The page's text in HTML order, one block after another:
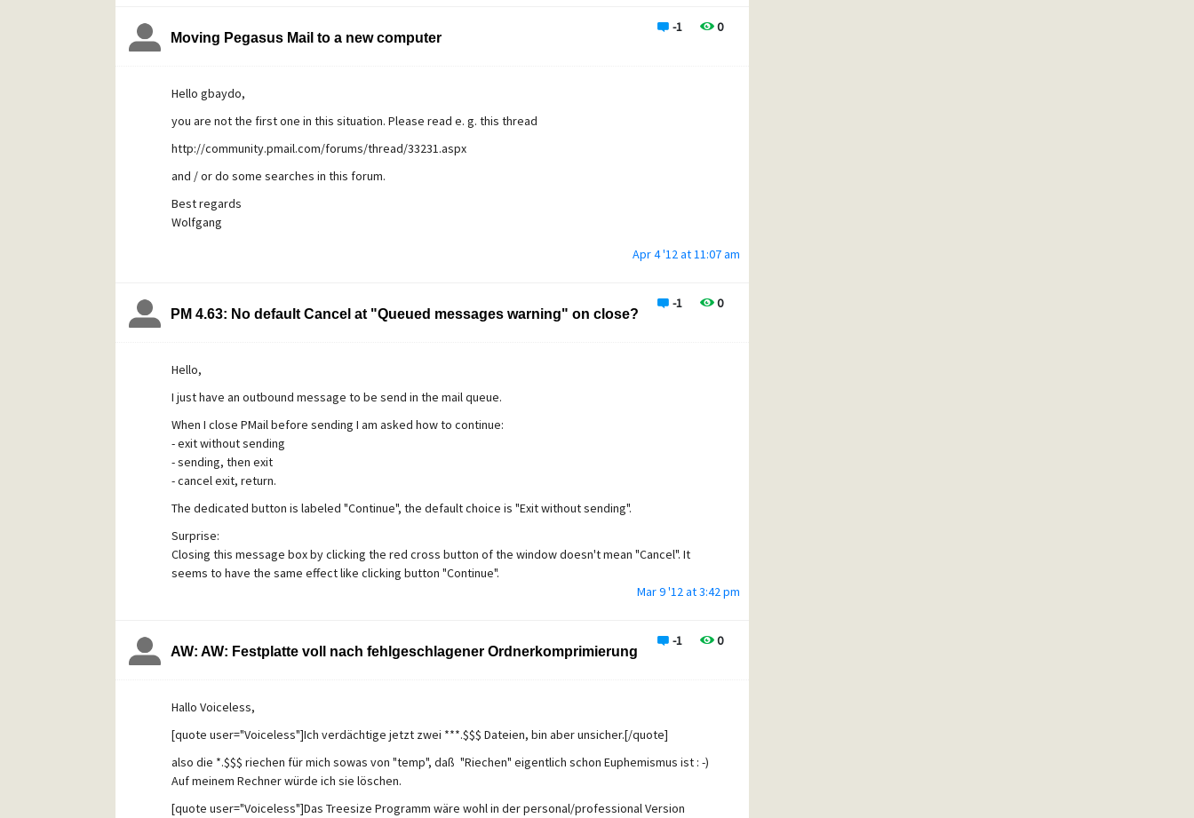
-1 0
Moving Pegasus Mail to a new computer
Hello gbaydo,
you are not the first one in this situation. Please read e. g. this thread
http://community.pmail.com/forums/thread/33231.aspx
and / or do some searches in this forum.
Best regards
Wolfgang
Apr 4 '12 at 11:07 am
-1 0
PM 4.63: No default Cancel at "Queued messages warning" on close?
Hello,
I just have an outbound message to be send in the mail queue.
When I close PMail before sending I am asked how to continue:
- exit without sending
- sending, then exit
- cancel exit, return.
The dedicated button is labeled "Continue", the default choice is "Exit without sending".
Surprise:
Closing this message box by clicking the red cross button of the window doesn't mean "Cancel". It
seems to have the same effect like clicking button "Continue".
WinXPSP3, PM4.63
Mar 9 '12 at 3:42 pm
-1 0
AW: AW: Festplatte voll nach fehlgeschlagener Ordnerkomprimierung
Hallo Voiceless,
[quote user="Voiceless"]Ich verdächtige jetzt zwei ***.$$$ Dateien, bin aber unsicher.[/quote]
also die *.$$$ riechen für mich sowas von "temp", daß "Riechen" eigentlich schon Euphemismus ist : -)
Auf meinem Rechner würde ich sie löschen.
[quote user="Voiceless"]Das Treesize Programm wäre wohl in der personal/professional Version